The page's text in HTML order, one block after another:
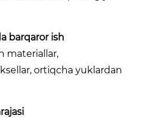
barqaror ish
materiallar,
ortiqcha yuklardan